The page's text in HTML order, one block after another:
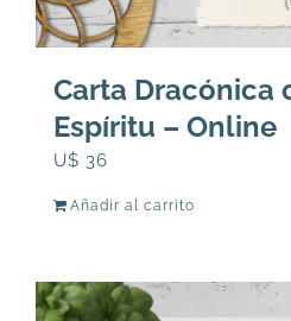
Carta Dracónica
Espíritu – Online
U$ 36
Añadir al carrito